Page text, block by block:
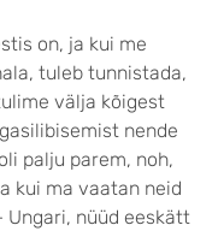
on, ja kui me
tuleb tunnistada,
välja kõigest
nende
palju parem, noh,
kui ma vaatan neid
Ungari, nüüd eeskätt